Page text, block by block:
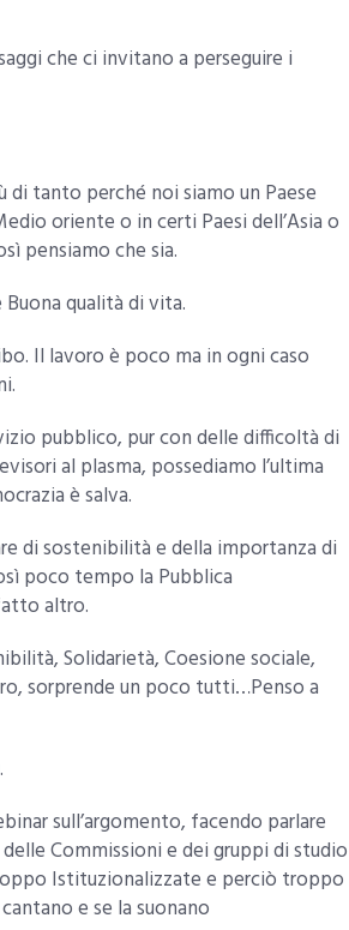
che ci invitano a perseguire i
tanto perché noi siamo un Paese
oriente o in certi Paesi dell’Asia o
pensiamo che sia.
qualità di vita.
Il lavoro è poco ma in ogni caso
pubblico, pur con delle difficoltà di
al plasma, possediamo l’ultima
è salva.
di sostenibilità e della importanza di
poco tempo la Pubblica
altro.
Solidarietà, Coesione sociale,
sorprende un poco tutti…Penso a
sull’argomento, facendo parlare
Commissioni e dei gruppi di studio
Istituzionalizzate e perciò troppo
e se la suonano